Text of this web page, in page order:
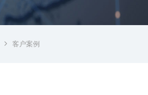
客户案例